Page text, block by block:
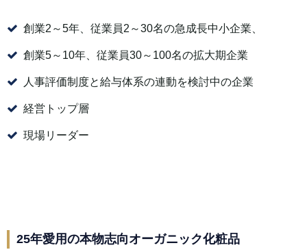
創業2～5年、従業員2～30名の急成長中小企業、
創業5～10年、従業員30～100名の拡大期企業
人事評価制度と給与体系の連動を検討中の企業
経営トップ層
現場リーダー
25年愛用の本物志向オーガニック化粧品